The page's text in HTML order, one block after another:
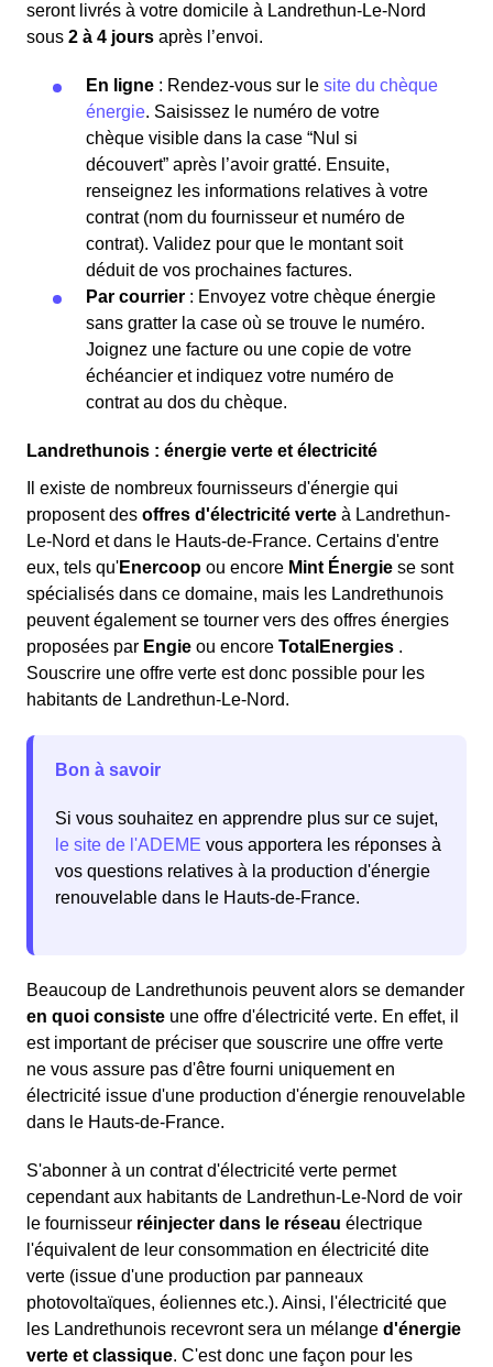
seront livrés à votre domicile à Landrethun-Le-Nord
sous 2 à 4 jours après l’envoi.
En ligne : Rendez-vous sur le site du chèque
énergie. Saisissez le numéro de votre
chèque visible dans la case “Nul si
découvert” après l’avoir gratté. Ensuite,
renseignez les informations relatives à votre
contrat (nom du fournisseur et numéro de
contrat). Validez pour que le montant soit
déduit de vos prochaines factures.
Par courrier : Envoyez votre chèque énergie
sans gratter la case où se trouve le numéro.
Joignez une facture ou une copie de votre
échéancier et indiquez votre numéro de
contrat au dos du chèque.
Landrethunois : énergie verte et électricité
Il existe de nombreux fournisseurs d'énergie qui
proposent des offres d'électricité verte à Landrethun-
Le-Nord et dans le Hauts-de-France. Certains d'entre
eux, tels qu'Enercoop ou encore Mint Énergie se sont
spécialisés dans ce domaine, mais les Landrethunois
peuvent également se tourner vers des offres énergies
proposées par Engie ou encore TotalEnergies .
Souscrire une offre verte est donc possible pour les
habitants de Landrethun-Le-Nord.
Bon à savoir
Si vous souhaitez en apprendre plus sur ce sujet,
le site de l'ADEME vous apportera les réponses à
vos questions relatives à la production d'énergie
renouvelable dans le Hauts-de-France.
Beaucoup de Landrethunois peuvent alors se demander
en quoi consiste une offre d'électricité verte. En effet, il
est important de préciser que souscrire une offre verte
ne vous assure pas d'être fourni uniquement en
électricité issue d'une production d'énergie renouvelable
dans le Hauts-de-France.
S'abonner à un contrat d'électricité verte permet
cependant aux habitants de Landrethun-Le-Nord de voir
le fournisseur réinjecter dans le réseau électrique
l'équivalent de leur consommation en électricité dite
verte (issue d'une production par panneaux
photovoltaïques, éoliennes etc.). Ainsi, l'électricité que
les Landrethunois recevront sera un mélange d'énergie
verte et classique. C'est donc une façon pour les